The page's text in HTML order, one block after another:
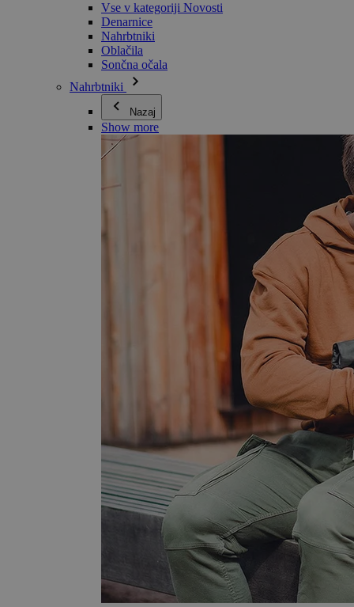
Vse v kategoriji Novosti
Denarnice
Nahrbtniki
Oblačila
Sončna očala
Nahrbtniki
Nazaj
Show more